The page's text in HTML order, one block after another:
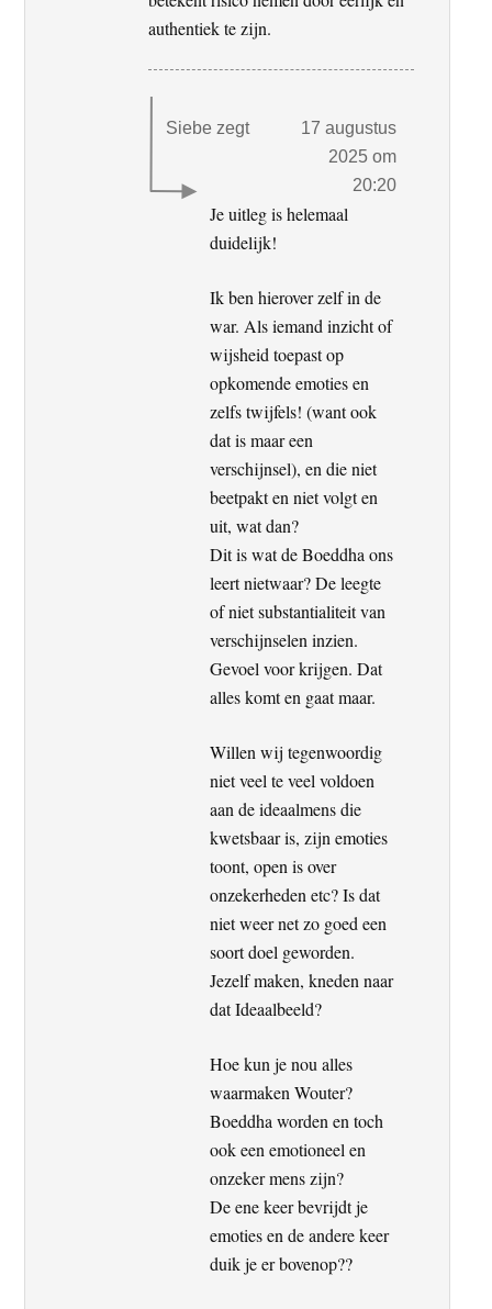
authentiek te zijn.
Siebe zegt
17 augustus
2025 om
20:20
Je uitleg is helemaal
duidelijk!
Ik ben hierover zelf in de
war. Als iemand inzicht of
wijsheid toepast op
opkomende emoties en
zelfs twijfels! (want ook
dat is maar een
verschijnsel), en die niet
beetpakt en niet volgt en
uit, wat dan?
Dit is wat de Boeddha ons
leert nietwaar? De leegte
of niet substantialiteit van
verschijnselen inzien.
Gevoel voor krijgen. Dat
alles komt en gaat maar.
Willen wij tegenwoordig
niet veel te veel voldoen
aan de ideaalmens die
kwetsbaar is, zijn emoties
toont, open is over
onzekerheden etc? Is dat
niet weer net zo goed een
soort doel geworden.
Jezelf maken, kneden naar
dat Ideaalbeeld?
Hoe kun je nou alles
waarmaken Wouter?
Boeddha worden en toch
ook een emotioneel en
onzeker mens zijn?
De ene keer bevrijdt je
emoties en de andere keer
duik je er bovenop??